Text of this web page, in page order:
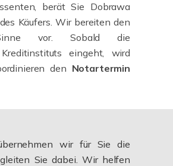
berät Sie Dobrawa
Käufers. Wir bereiten den
vor. Sobald die
eingeht, wird
den Notartermin
wir für Sie die
Sie dabei. Wir helfen